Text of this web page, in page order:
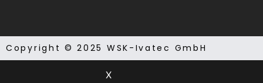
Kontakt
X
Copyright © 2025 WSK-Ivatec GmbH